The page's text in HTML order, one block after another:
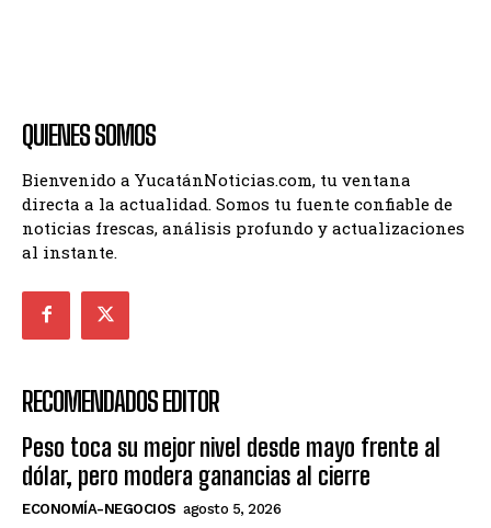
QUIENES SOMOS
Bienvenido a YucatánNoticias.com, tu ventana
directa a la actualidad. Somos tu fuente confiable de
noticias frescas, análisis profundo y actualizaciones
al instante.
RECOMENDADOS EDITOR
Peso toca su mejor nivel desde mayo frente al
dólar, pero modera ganancias al cierre
ECONOMÍA-NEGOCIOS agosto 5, 2026